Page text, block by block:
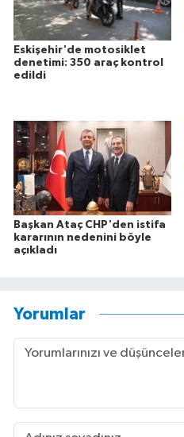
Eskişehir'de motosiklet
denetimi: 350 araç kontrol
edildi
Başkan Ataç CHP'den istifa
kararının nedenini böyle
açıkladı
Yorumlar